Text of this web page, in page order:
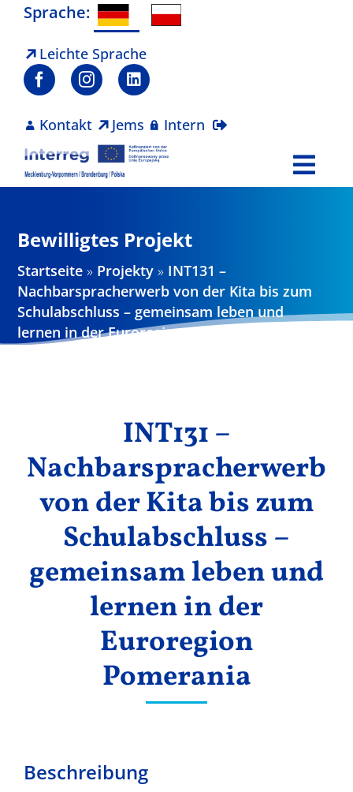
Zum
springen
Sprache:
Leichte Sprache
Kontakt Jems Intern
Projekte
Aktuelles
Bewilligtes Projekt
Startseite » Projekty » INT131 –
Nachbarspracherwerb von der Kita bis zum
Schulabschluss – gemeinsam leben und
lernen in der Euroregion Pomerania
INT131 –
Nachbarspracherwerb
von der Kita bis zum
Schulabschluss –
gemeinsam leben und
lernen in der
Euroregion
Pomerania
Beschreibung